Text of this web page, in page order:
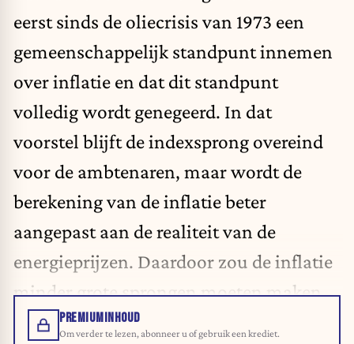
eerst sinds de oliecrisis van 1973 een
gemeenschappelijk standpunt innemen
over inflatie en dat dit standpunt
volledig wordt genegeerd. In dat
voorstel blijft de indexsprong overeind
voor de ambtenaren, maar wordt de
berekening van de inflatie beter
aangepast aan de realiteit van de
energieprijzen. Daardoor zou de inflatie
minder grote sprongen moeten maken.
PREMIUMINHOUD
Om verder te lezen, abonneer u of gebruik een krediet.